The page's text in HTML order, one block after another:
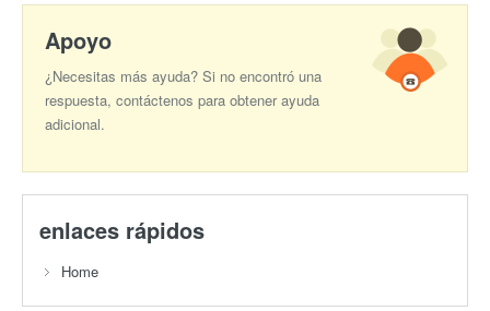
Apoyo
¿Necesitas más ayuda? Si no encontró una
respuesta, contáctenos para obtener ayuda
adicional.
enlaces rápidos
Home